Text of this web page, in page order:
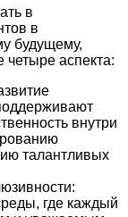
в
в
будущему,
аспекта:
внутри
талантливых
где каждый